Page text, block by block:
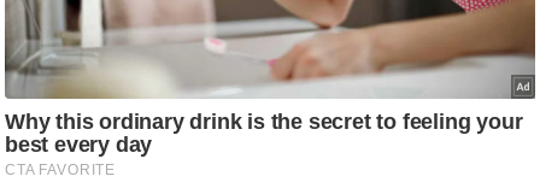
क
मा
भू
मि